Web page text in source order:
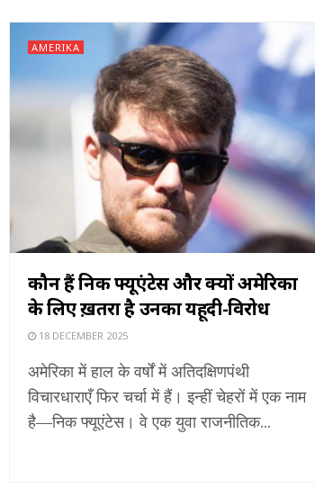
AMERIKA
कौन हैं निक फ्यूएंटेस और क्यों अमेरिका
के लिए ख़तरा है उनका यहूदी-विरोध
18 DECEMBER 2025
अमेरिका में हाल के वर्षों में अतिदक्षिणपंथी
विचारधाराएँ फिर चर्चा में हैं। इन्हीं चेहरों में एक नाम
है—निक फ्यूएंटेस। वे एक युवा राजनीतिक...